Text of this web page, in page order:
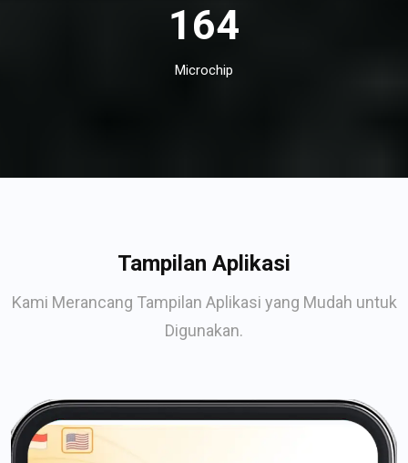
164
Microchip
Tampilan Aplikasi
Kami Merancang Tampilan Aplikasi yang Mudah untuk
Digunakan.